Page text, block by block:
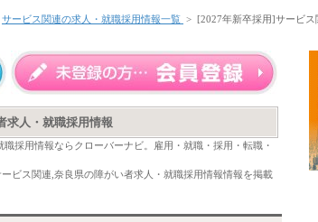
サービス関連の求人・就職採用情報一覧 > [2027年新卒採用]サービ
求人・就職採用情報
採用情報ならクローバーナビ。雇用・就職・採用・転職・
ビス関連,奈良県の障がい者求人・就職採用情報情報を掲載